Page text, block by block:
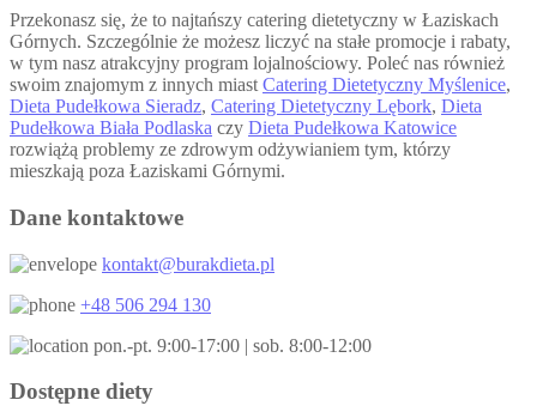
Przekonasz się, że to najtańszy catering dietetyczny w Łaziskach
Górnych. Szczególnie że możesz liczyć na stałe promocje i rabaty,
w tym nasz atrakcyjny program lojalnościowy. Poleć nas również
swoim znajomym z innych miast Catering Dietetyczny Myślenice,
Dieta Pudełkowa Sieradz, Catering Dietetyczny Lębork, Dieta
Pudełkowa Biała Podlaska czy Dieta Pudełkowa Katowice
rozwiążą problemy ze zdrowym odżywianiem tym, którzy
mieszkają poza Łaziskami Górnymi.
Dane kontaktowe
kontakt@burakdieta.pl
+48 506 294 130
pon.-pt. 9:00-17:00 | sob. 8:00-12:00
Dostępne diety